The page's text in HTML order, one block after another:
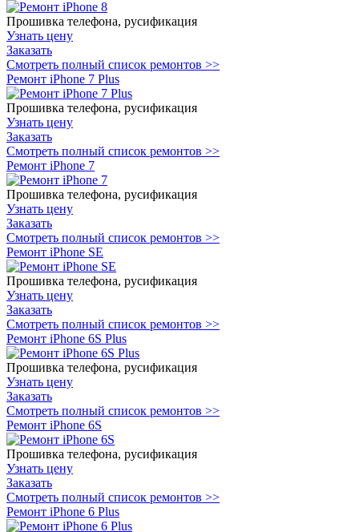
Прошивка телефона, русификация
Узнать цену
Заказать
Смотреть полный список ремонтов >>
Ремонт iPhone 7 Plus
Прошивка телефона, русификация
Узнать цену
Заказать
Смотреть полный список ремонтов >>
Ремонт iPhone 7
Прошивка телефона, русификация
Узнать цену
Заказать
Смотреть полный список ремонтов >>
Ремонт iPhone SE
Прошивка телефона, русификация
Узнать цену
Заказать
Смотреть полный список ремонтов >>
Ремонт iPhone 6S Plus
Прошивка телефона, русификация
Узнать цену
Заказать
Смотреть полный список ремонтов >>
Ремонт iPhone 6S
Прошивка телефона, русификация
Узнать цену
Заказать
Смотреть полный список ремонтов >>
Ремонт iPhone 6 Plus